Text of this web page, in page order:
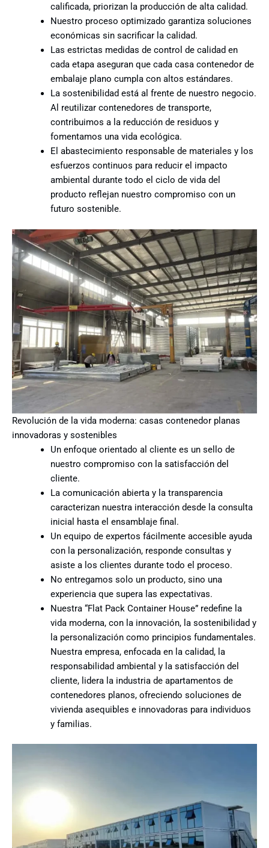
calificada, priorizan la producción de alta calidad.
Nuestro proceso optimizado garantiza soluciones
económicas sin sacrificar la calidad.
Las estrictas medidas de control de calidad en
cada etapa aseguran que cada casa contenedor de
embalaje plano cumpla con altos estándares.
La sostenibilidad está al frente de nuestro negocio.
Al reutilizar contenedores de transporte,
contribuimos a la reducción de residuos y
fomentamos una vida ecológica.
El abastecimiento responsable de materiales y los
esfuerzos continuos para reducir el impacto
ambiental durante todo el ciclo de vida del
producto reflejan nuestro compromiso con un
futuro sostenible.
Revolución de la vida moderna: casas contenedor planas
innovadoras y sostenibles
Un enfoque orientado al cliente es un sello de
nuestro compromiso con la satisfacción del
cliente.
La comunicación abierta y la transparencia
caracterizan nuestra interacción desde la consulta
inicial hasta el ensamblaje final.
Un equipo de expertos fácilmente accesible ayuda
con la personalización, responde consultas y
asiste a los clientes durante todo el proceso.
No entregamos solo un producto, sino una
experiencia que supera las expectativas.
Nuestra “Flat Pack Container House” redefine la
vida moderna, con la innovación, la sostenibilidad y
la personalización como principios fundamentales.
Nuestra empresa, enfocada en la calidad, la
responsabilidad ambiental y la satisfacción del
cliente, lidera la industria de apartamentos de
contenedores planos, ofreciendo soluciones de
vivienda asequibles e innovadoras para individuos
y familias.